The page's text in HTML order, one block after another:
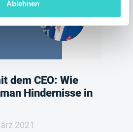
Ablehnen
dem CEO: Wie
Hindernisse in
2021